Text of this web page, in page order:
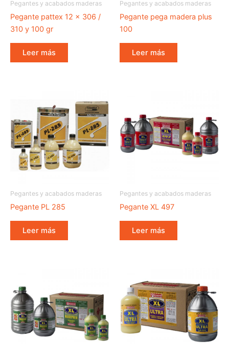
Pegantes y acabados maderas
Pegante pattex 12 x 306 /
310 y 100 gr
Leer más
Pegantes y acabados maderas
Pegante pega madera plus
100
Leer más
Pegantes y acabados maderas
Pegante PL 285
Leer más
Pegantes y acabados maderas
Pegante XL 497
Leer más